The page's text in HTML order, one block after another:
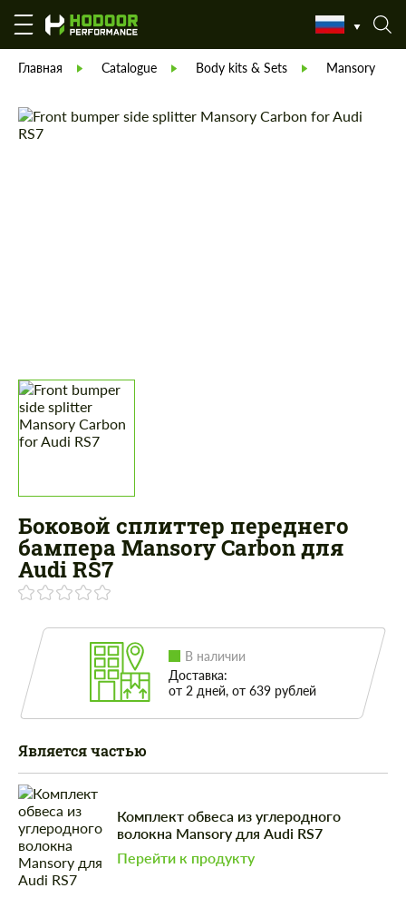
Главная Catalogue Body kits & Sets Mansory
Боковой сплиттер переднего
бампера Mansory Carbon для
Audi RS7
В наличии
Доставка:
от 2 дней, от 639 рублей
Является частью
Комплект обвеса из углеродного
волокна Mansory для Audi RS7
Перейти к продукту